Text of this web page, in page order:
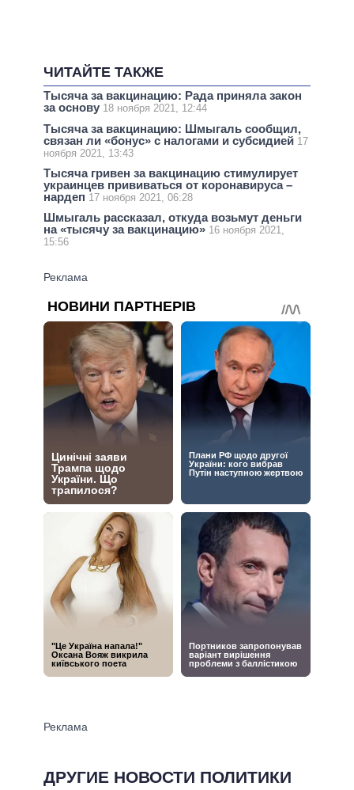
ЧИТАЙТЕ ТАКЖЕ
Тысяча за вакцинацию: Рада приняла закон
за основу 18 ноября 2021, 12:44
Тысяча за вакцинацию: Шмыгаль сообщил,
связан ли «бонус» с налогами и субсидией 17
ноября 2021, 13:43
Тысяча гривен за вакцинацию стимулирует
украинцев прививаться от коронавируса –
нардеп 17 ноября 2021, 06:28
Шмыгаль рассказал, откуда возьмут деньги
на «тысячу за вакцинацию» 16 ноября 2021,
15:56
ДРУГИЕ НОВОСТИ ПОЛИТИКИ